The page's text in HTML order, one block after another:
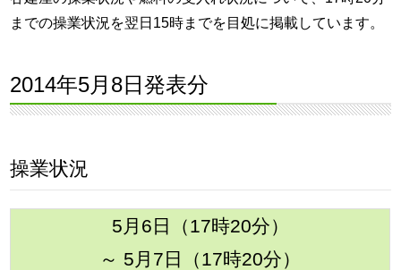
までの操業状況を翌日15時までを目処に掲載しています。
2014年5月8日発表分
操業状況
5月6日（17時20分）
～ 5月7日（17時20分）